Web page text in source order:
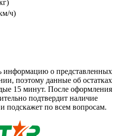
ч)
информацию о представленных
поэтому данные об остатках
15 минут. После оформления
подтвердит наличие
подскажет по всем вопросам.